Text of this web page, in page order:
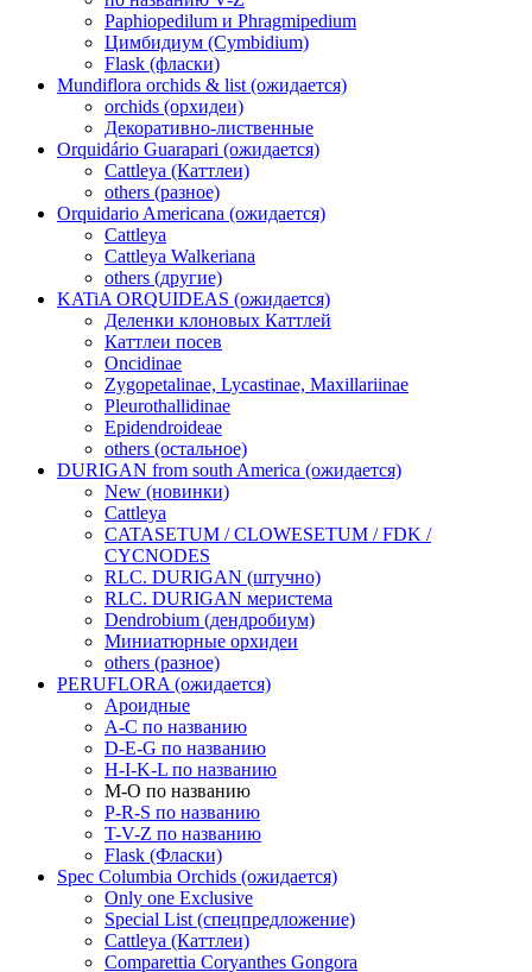
Paphiopedilum и Phragmipedium
Цимбидиум (Cymbidium)
Flask (фласки)
Mundiflora orchids & list (ожидается)
orchids (орхидеи)
Декоративно-лиственные
Orquidário Guarapari (ожидается)
Cattleya (Каттлеи)
others (разное)
Orquidario Americana (ожидается)
Cattleya
Cattleya Walkeriana
others (другие)
KATiA ORQUIDEAS (ожидается)
Деленки клоновых Каттлей
Каттлеи посев
Oncidinae
Zygopetalinae, Lycastinae, Maxillariinae
Pleurothallidinae
Epidendroideae
others (остальное)
DURIGAN from south America (ожидается)
New (новинки)
Cattleya
CATASETUM / CLOWESETUM / FDK /
CYCNODES
RLC. DURIGAN (штучно)
RLC. DURIGAN меристема
Dendrobium (дендробиум)
Миниатюрные орхидеи
others (разное)
PERUFLORA (ожидается)
Ароидные
A-C по названию
D-E-G по названию
H-I-K-L по названию
M-O по названию
P-R-S по названию
T-V-Z по названию
Flask (Фласки)
Spec Columbia Orchids (ожидается)
Only one Exclusive
Special List (спецпредложение)
Cattleya (Каттлеи)
Comparettia Coryanthes Gongora